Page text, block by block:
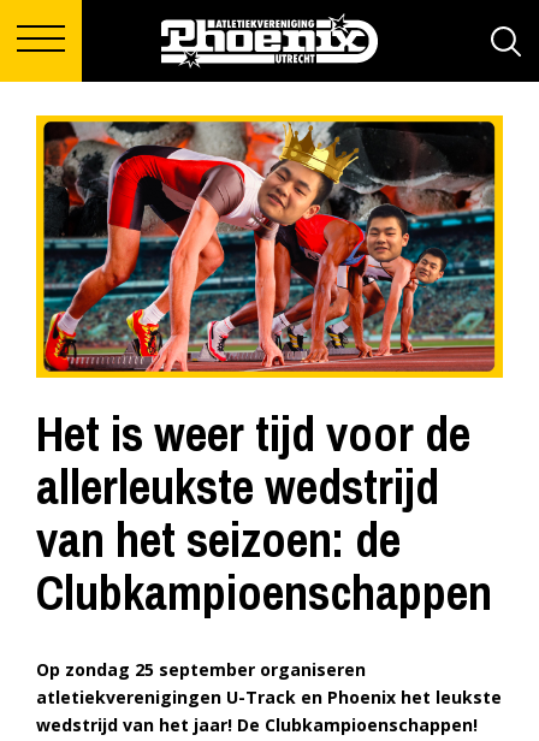
Het is weer tijd voor de
allerleukste wedstrijd
van het seizoen: de
Clubkampioenschappen
Op zondag 25 september organiseren
atletiekverenigingen U-Track en Phoenix het leukste
wedstrijd van het jaar! De Clubkampioenschappen!